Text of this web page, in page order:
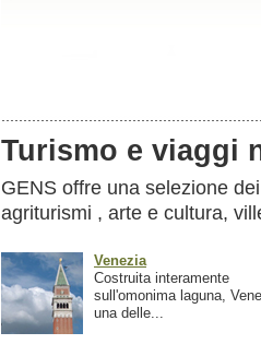
Turismo e viaggi
GENS offre una selezione
agriturismi , arte e cultura,
Venezia
Costruita interamente
sull'omonima laguna,
una delle...